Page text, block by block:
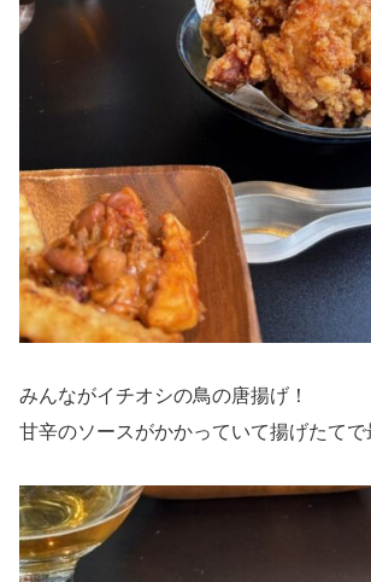
みんながイチオシの鳥の唐揚げ！
甘辛のソースがかかっていて揚げたてで